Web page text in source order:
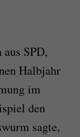
SPD,
Halbjahr
im
den
sagte,